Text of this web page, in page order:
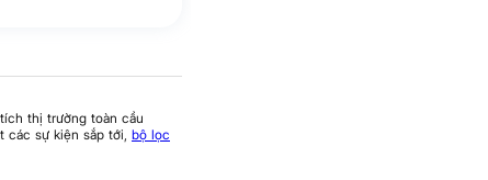
thị trường toàn cầu
các sự kiện sắp tới, bộ lọc